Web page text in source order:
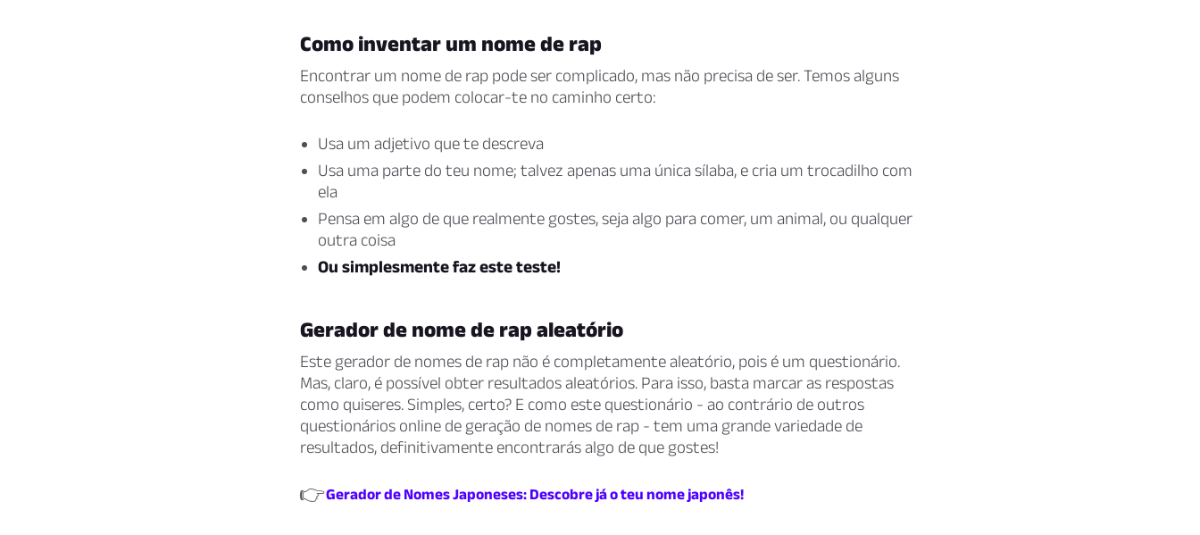
Como inventar um nome de rap
Encontrar um nome de rap pode ser complicado, mas não precisa de ser. Temos alguns
conselhos que podem colocar-te no caminho certo:
Usa um adjetivo que te descreva
Usa uma parte do teu nome; talvez apenas uma única sílaba, e cria um trocadilho com
ela
Pensa em algo de que realmente gostes, seja algo para comer, um animal, ou qualquer
outra coisa
Ou simplesmente faz este teste!
Gerador de nome de rap aleatório
Este gerador de nomes de rap não é completamente aleatório, pois é um questionário.
Mas, claro, é possível obter resultados aleatórios. Para isso, basta marcar as respostas
como quiseres. Simples, certo? E como este questionário - ao contrário de outros
questionários online de geração de nomes de rap - tem uma grande variedade de
resultados, definitivamente encontrarás algo de que gostes!
👉 Gerador de Nomes Japoneses: Descobre já o teu nome japonês!